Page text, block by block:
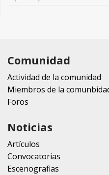
Comunidad
Actividad de la comunidad
Miembros de la
Foros
Noticias
Artículos
Convocatorias
Escenografias